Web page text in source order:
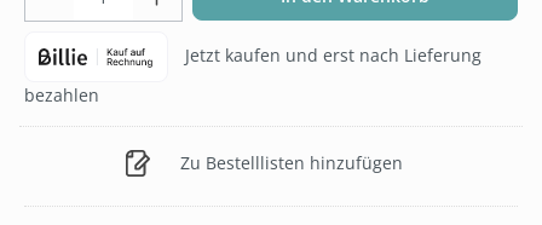
Jetzt kaufen und erst nach Lieferung
bezahlen
Zu Bestelllisten hinzufügen